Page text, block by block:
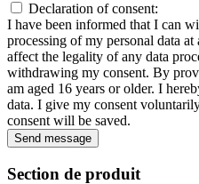
Declaration of consent:
I have been informed that I can
processing of my personal data
affect the legality of any data
withdrawing my consent. By
am aged 16 years or older. I
data. I give my consent
consent will be saved.
Send message
Section de produit